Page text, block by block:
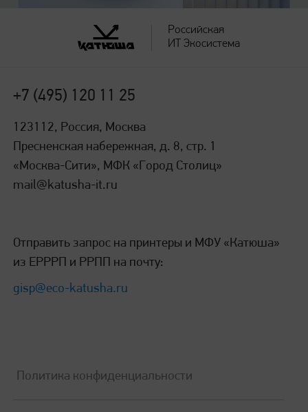
Автоподатчик сканера
*Емкость лотков зависит от плотности
используемой бумаги
Российская
ИТ Экосистема
+7 (495) 120 11 25
123112, Россия, Москва
Пресненская набережная, д. 8, стр. 1
«Москва-Сити», МФК «Город Столиц»
mail@katusha-it.ru
Отправить запрос на принтеры и МФУ «Катюша»
из ЕРРРП и РРПП на почту:
gisp@eco-katusha.ru
Политика конфиденциальности